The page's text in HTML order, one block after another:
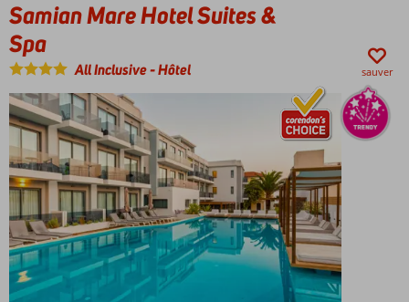
restaurants
à la carte
Parc
aquatique
jeux
flambant
neufs
Formule
tout
compris
24h/24!
Samian Mare Hotel Suites &
Spa
All Inclusive-Hôtel sauver